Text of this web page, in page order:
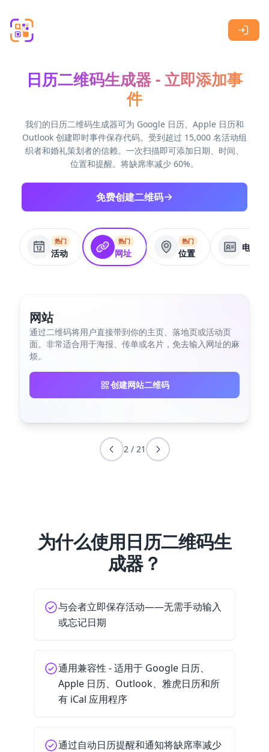
日历二维码生成器 - 立即添加事
件
我们的日历二维码生成器可为 Google 日历、Apple 日历和
Outlook 创建即时事件保存代码。受到超过 15,000 名活动组
织者和婚礼策划者的信赖。一次扫描即可添加日期、时间、
位置和提醒。将缺席率减少 60%。
免费创建二维码
热门
活动
热门
网址
热门
位置
电子
网站
通过二维码将用户直接带到你的主页、落地页或活动页
面。非常适合用于海报、传单或名片，免去输入网址的麻
烦。
创建网站二维码
2/ 21
为什么使用日历二维码生
成器？
与会者立即保存活动——无需手动输入
或忘记日期
通用兼容性 - 适用于 Google 日历、
Apple 日历、Outlook、雅虎日历和所
有 iCal 应用程序
通过自动日历提醒和通知将缺席率减少